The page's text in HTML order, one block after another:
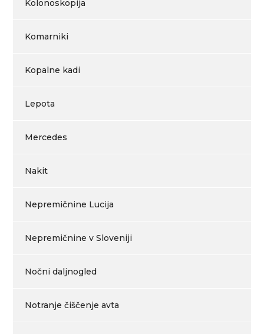
Kolonoskopija
Komarniki
Kopalne kadi
Lepota
Mercedes
Nakit
Nepremičnine Lucija
Nepremičnine v Sloveniji
Nočni daljnogled
Notranje čiščenje avta